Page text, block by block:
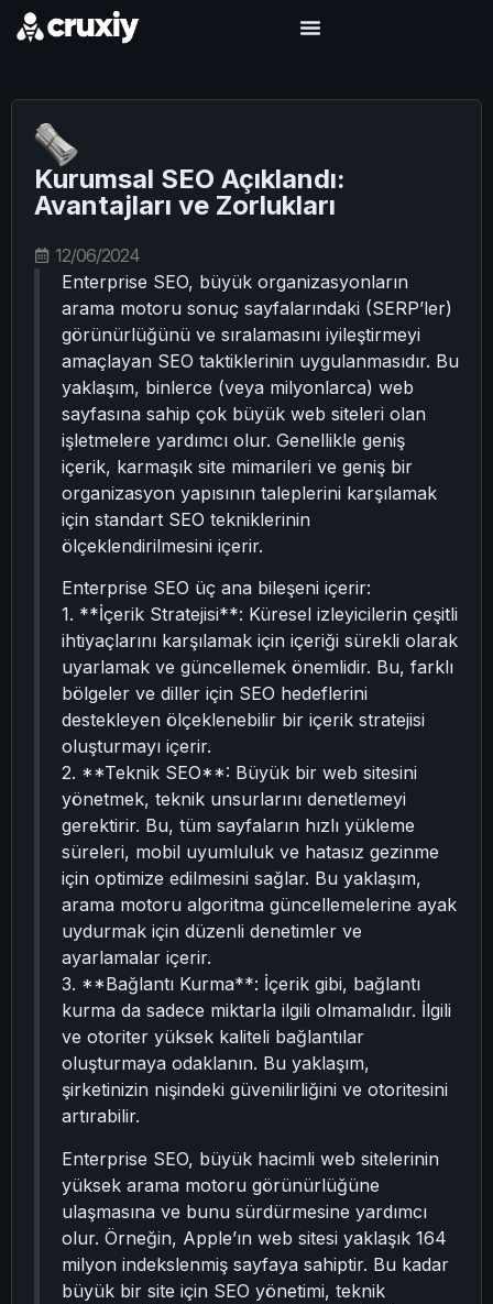
Kurumsal SEO Açıklandı:
Avantajları ve Zorlukları
12/06/2024
Enterprise SEO, büyük organizasyonların
arama motoru sonuç sayfalarındaki (SERP’ler)
görünürlüğünü ve sıralamasını iyileştirmeyi
amaçlayan SEO taktiklerinin uygulanmasıdır. Bu
yaklaşım, binlerce (veya milyonlarca) web
sayfasına sahip çok büyük web siteleri olan
işletmelere yardımcı olur. Genellikle geniş
içerik, karmaşık site mimarileri ve geniş bir
organizasyon yapısının taleplerini karşılamak
için standart SEO tekniklerinin
ölçeklendirilmesini içerir.
Enterprise SEO üç ana bileşeni içerir:
1. **İçerik Stratejisi**: Küresel izleyicilerin çeşitli
ihtiyaçlarını karşılamak için içeriği sürekli olarak
uyarlamak ve güncellemek önemlidir. Bu, farklı
bölgeler ve diller için SEO hedeflerini
destekleyen ölçeklenebilir bir içerik stratejisi
oluşturmayı içerir.
2. **Teknik SEO**: Büyük bir web sitesini
yönetmek, teknik unsurlarını denetlemeyi
gerektirir. Bu, tüm sayfaların hızlı yükleme
süreleri, mobil uyumluluk ve hatasız gezinme
için optimize edilmesini sağlar. Bu yaklaşım,
arama motoru algoritma güncellemelerine ayak
uydurmak için düzenli denetimler ve
ayarlamalar içerir.
3. **Bağlantı Kurma**: İçerik gibi, bağlantı
kurma da sadece miktarla ilgili olmamalıdır. İlgili
ve otoriter yüksek kaliteli bağlantılar
oluşturmaya odaklanın. Bu yaklaşım,
şirketinizin nişindeki güvenilirliğini ve otoritesini
artırabilir.
Enterprise SEO, büyük hacimli web sitelerinin
yüksek arama motoru görünürlüğüne
ulaşmasına ve bunu sürdürmesine yardımcı
olur. Örneğin, Apple’ın web sitesi yaklaşık 164
milyon indekslenmiş sayfaya sahiptir. Bu kadar
büyük bir site için SEO yönetimi, teknik